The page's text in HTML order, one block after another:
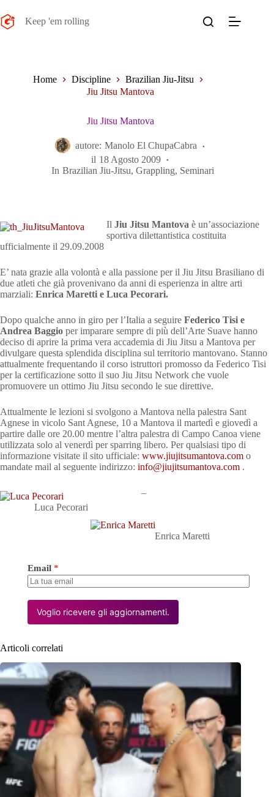
al
contenuto
Keep 'em rolling
Home Discipline
Brazilian Jiu-Jitsu
Jiu Jitsu Mantova
Jiu Jitsu Mantova
autore: Manolo El ChupaCabra
il 18 Agosto 2009
In Brazilian Jiu-Jitsu, Grappling, Seminari
Il Jiu Jitsu Mantova è un’associazione
sportiva dilettantistica costituita
ufficialmente il 29.09.2008
E’ nata grazie alla volontà e alla passione per il Jiu Jitsu Brasiliano di
due atleti che già provenivano da anni di esperienza in altre arti
marziali: Enrica Maretti e Luca Pecorari.
Dopo qualche anno in giro per l’Italia a seguire Federico Tisi e
Andrea Baggio per imparare sempre di più dell’Arte Suave hanno
deciso di aprire la prima vera accademia di Jiu Jitsu a Mantova per
divulgare questa splendida disciplina sul territorio mantovano. Stanno
attualmente frequentando il corso istruttori promosso da Federico Tisi
per la certificazione sotto il suo Jiu Jitsu Network che vuole
promuovere un ottimo Jiu Jitsu secondo le sue direttive.
Attualmente le lezioni si svolgono a Mantova nella palestra Sant
Agnese in vicolo Sant Agnese, 10 a Mantova il martedì e giovedì a
partire dalle ore 20.00 mentre l’altra palestra di Campo Canoa viene
utilizzata solo al venerdì per sparring libero. Per qualsiasi tipo di
informazione visitate il sito ufficiale: www.jiujitsumantova.com o
mandate mail al seguente indirizzo: info@jiujitsumantova.com .
Luca Pecorari
–
Enrica Maretti
Email *
Voglio ricevere gli aggiornamenti.
Articoli correlati